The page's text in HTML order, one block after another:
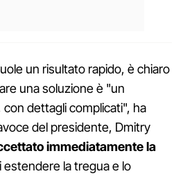
un risultato rapido, è chiaro
una soluzione è "un
dettagli complicati", ha
del presidente, Dmitry
immediatamente la
estendere la tregua e lo